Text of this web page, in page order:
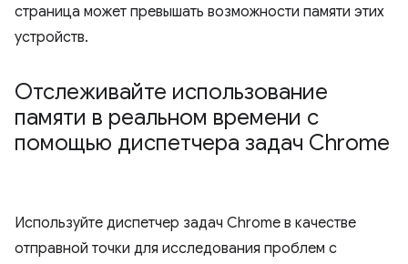
страница может превышать возможности памяти этих
устройств.
Отслеживайте использование
памяти в реальном времени с
помощью диспетчера задач Chrome
Используйте диспетчер задач Chrome в качестве
отправной точки для исследования проблем с